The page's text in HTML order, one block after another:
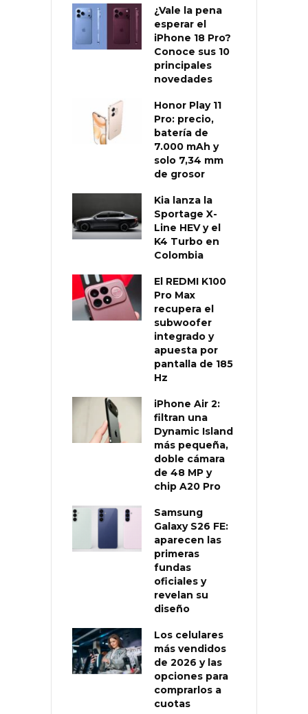
¿Vale la pena
esperar el
iPhone 18 Pro?
Conoce sus 10
principales
novedades
Honor Play 11
Pro: precio,
batería de
7.000 mAh y
solo 7,34 mm
de grosor
Kia lanza la
Sportage X-
Line HEV y el
K4 Turbo en
Colombia
El REDMI K100
Pro Max
recupera el
subwoofer
integrado y
apuesta por
pantalla de 185
Hz
iPhone Air 2:
filtran una
Dynamic Island
más pequeña,
doble cámara
de 48 MP y
chip A20 Pro
Samsung
Galaxy S26 FE:
aparecen las
primeras
fundas
oficiales y
revelan su
diseño
Los celulares
más vendidos
de 2026 y las
opciones para
comprarlos a
cuotas